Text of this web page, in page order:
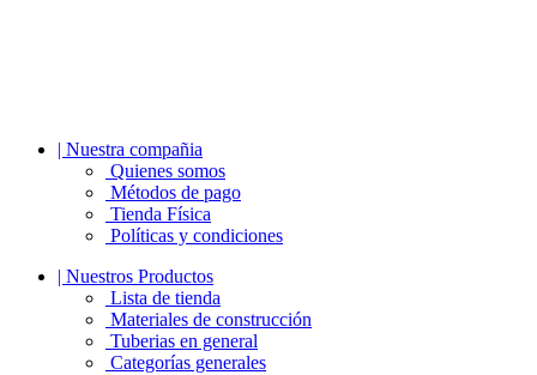
| Nuestra compañia
Quienes somos
Métodos de pago
Tienda Física
Políticas y condiciones
| Nuestros Productos
Lista de tienda
Materiales de construcción
Tuberias en general
Categorías generales